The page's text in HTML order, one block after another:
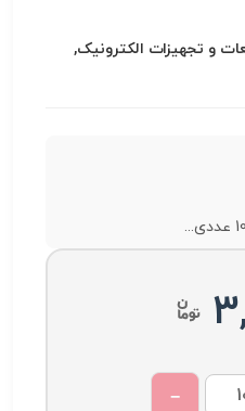
و تجهیزات الکترونیک,
−